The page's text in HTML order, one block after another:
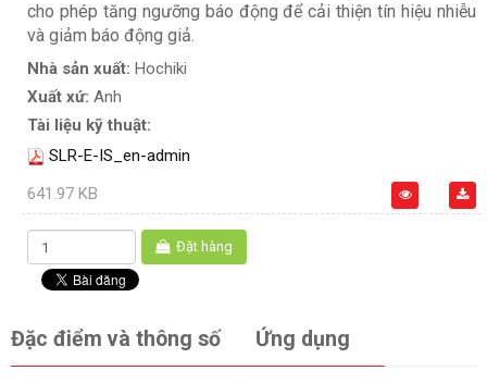
cho phép tăng ngưỡng báo động để cải thiện tín hiệu nhiễu
và giảm báo động giả.
Nhà sản xuất: Hochiki
Xuất xứ: Anh
Tài liệu kỹ thuật:
SLR-E-IS_en-admin
641.97 KB
Đặt hàng
Đặc điểm và thông số Ứng dụng